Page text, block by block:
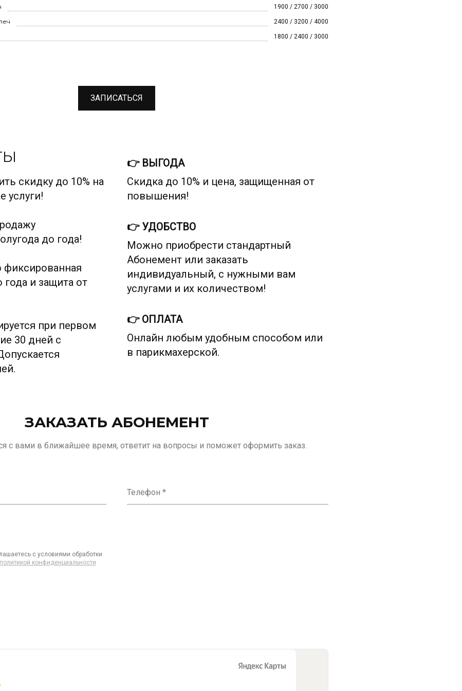
1900 / 2700 / 3000
2400 / 3200 / 4000
1800 / 2400 / 3000
ЗАПИСАТЬСЯ
скидку до 10% на
услуги!
до года!
фиксированная
и защита от
при первом
30 дней с
👉 ВЫГОДА
Скидка до 10% и цена, защищенная от
повышения!
👉 УДОБСТВО
Можно приобрести стандартный
Абонемент или заказать
индивидуальный, с нужными вам
услугами и их количеством!
👉 ОПЛАТА
Онлайн любым удобным способом или
в парикмахерской.
ЗАКАЗАТЬ АБОНЕМЕНТ
с вами в ближайшее время, ответит на вопросы и поможет оформить заказ.
Телефон
с условиями обработки
политикой конфиденциальности